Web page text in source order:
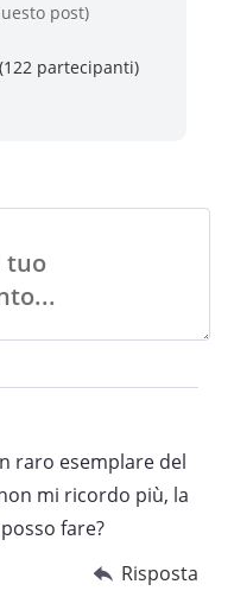
post)
122 partecipanti)
tuo
raro esemplare del
mi ricordo più, la
fare?
Risposta